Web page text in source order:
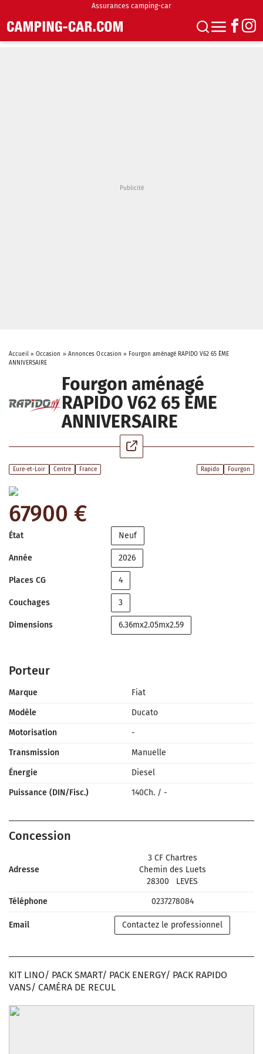
Assurances camping-car
Accueil» Occasion » Annonces Occasion » Fourgon aménagé RAPIDO V62 65 ÈME
ANNIVERSAIRE
Fourgon aménagé
RAPIDO V62 65 ÈME
ANNIVERSAIRE
Eure-et-Loir Centre France Rapido Fourgon
67900 €
État Neuf
Année 2026
Places CG 4
Couchages 3
Dimensions 6.36mx2.05mx2.59
Porteur
Marque
Fiat
Modèle
Ducato
Motorisation
-
Transmission
Manuelle
Énergie
Diesel
Puissance (DIN/Fisc.)
140Ch. / -
Concession
Adresse
3 CF Chartres
Chemin des Luets
28300
LEVES
Téléphone
0237278084
Email Contactez le professionnel
KIT LINO/ PACK SMART/ PACK ENERGY/ PACK RAPIDO
VANS/ CAMÉRA DE RECUL